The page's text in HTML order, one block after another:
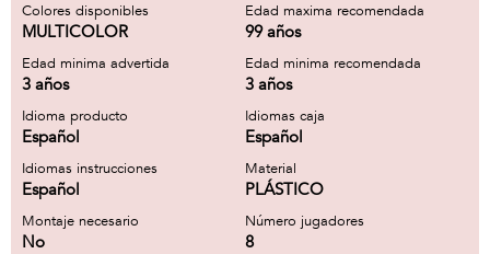
Colores disponibles
MULTICOLOR
Edad maxima recomendada
99 años
Edad minima advertida
3 años
Edad minima recomendada
3 años
Idioma producto
Español
Idiomas caja
Español
Idiomas instrucciones
Español
Material
PLÁSTICO
Montaje necesario
No
Número jugadores
8